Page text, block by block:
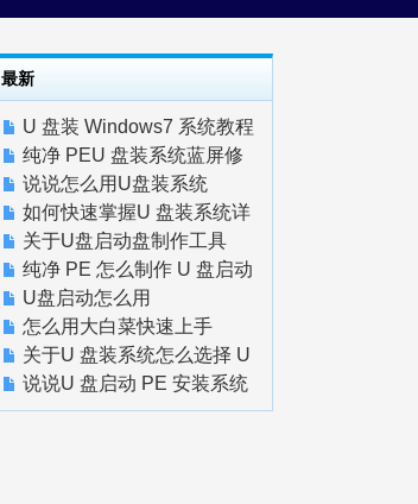
最新
U 盘装 Windows7 系统教程
快速上手
纯净 PEU 盘装系统蓝屏修
复教程快速上手
说说怎么用U盘装系统
如何快速掌握U 盘装系统详
细教程
关于U盘启动盘制作工具
纯净 PE 怎么制作 U 盘启动
盘怎么用
U盘启动怎么用
怎么用大白菜快速上手
关于U 盘装系统怎么选择 U
盘启动项
说说U 盘启动 PE 安装系统
完整步骤